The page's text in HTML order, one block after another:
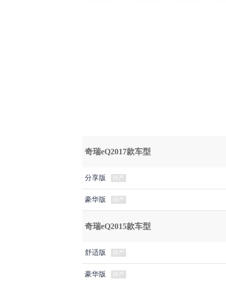
奇瑞eQ2017款车型
分享版 停产
豪华版 停产
奇瑞eQ2015款车型
舒适版 停产
豪华版 停产